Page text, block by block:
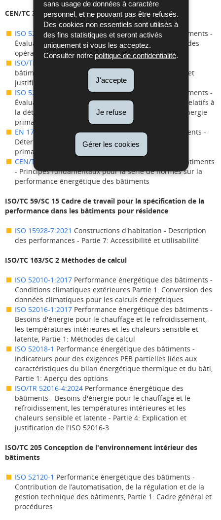
sans usage de données à caractère
personnel, et ne pouvant pas être refusés.
Des cookies non essentiels sont utilisés à
des fins statistiques et seront activés
uniquement si vous les acceptez.
Consulter notre politique de confidentialité.
J'accepte
Je refuse
Gérer les cookies
CEN/TC 371 Performance énergétique des bâtiments
ISO 52000-1:2017Performance énergétique des bâtiments -
Évaluation cadre PEB - Partie 1: Cadre général et modes
opératoires
ISO/TR 52000-2:2017
Performance énergétique des
bâtiments - Évaluation globale de la PEB Explication et
justification de l'ISO 52000-1
ISO 52000-3:2023
Performance énergétique des bâtiments -
Évaluation cadre PEB - Partie 3: Principes généraux relatifs à
la détermination et à la déclaration des facteurs d’énergie
primaire (PEF) et des coefficients d’émission de CO2
EN 17423 :2020
Performance énergétique des bâtiments -
Détermination et déclaration des facteurs d'énergie
primaire (PEF) et du coefficient d'émission de CO₂
CEN/TS 16628:2024
Performance énergétique des bâtiments
- Principes fondamentaux pour la série de normes sur la
performance énergétique des bâtiments
ISO/TC 59/SC 15 Cadre de travail pour la spécification de la
performance dans les bâtiments pour résidence
ISO 15928-7:2021 Constructions d'habitation - Description
des performances - Partie 7: Accessibilité et utilisabilité
ISO/TC 163/SC 2 Méthodes de calcul
ISO 52010-1:2017 Performance énergétique des bâtiments -
Conditions climatiques extérieures Partie 1: Conversion des
données climatiques pour les calculs énergétiques
ISO 52016-1:2017 Performance énergétique des bâtiments -
Besoins d'énergie pour le chauffage et le refroidissement,
les températures intérieures et les chaleurs sensible et
latente, Partie 1: Méthodes de calcul
ISO 52018-1 Performance énergétique des bâtiments -
Indicateurs pour des exigences PEB partielles liées aux
caractéristiques du bilan énergétique thermique et du bâti,
Partie 1: Aperçu des options
ISO/TR 52016-4:2024 Performance énergétique des
bâtiments - Besoins d'énergie pour le chauffage et le
refroidissement, les températures intérieures et les
chaleurs sensible et latente - Partie 4: Explication et
justification de l'ISO 52016-3
ISO/TC 205 Conception de l'environnement intérieur des
bâtiments
ISO 52120-1 Performance énergétique des bâtiments -
Contribution de l’automatisation, de la régulation et de la
gestion technique des bâtiments, Partie 1: Cadre général et
procédures